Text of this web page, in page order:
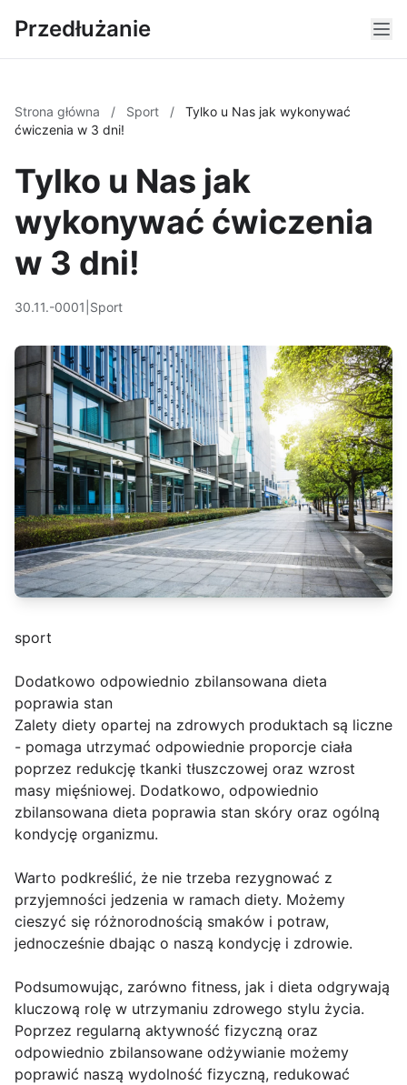
Przedłużanie
Strona główna / Sport /
Tylko u Nas jak wykonywać
ćwiczenia w 3 dni!
Tylko u Nas jak
wykonywać ćwiczenia
w 3 dni!
30.11.-0001 Sport
sport
Dodatkowo odpowiednio zbilansowana dieta
poprawia stan
Zalety diety opartej na zdrowych produktach są liczne
- pomaga utrzymać odpowiednie proporcje ciała
poprzez redukcję tkanki tłuszczowej oraz wzrost
masy mięśniowej. Dodatkowo, odpowiednio
zbilansowana dieta poprawia stan skóry oraz ogólną
kondycję organizmu.
Warto podkreślić, że nie trzeba rezygnować z
przyjemności jedzenia w ramach diety. Możemy
cieszyć się różnorodnością smaków i potraw,
jednocześnie dbając o naszą kondycję i zdrowie.
Podsumowując, zarówno fitness, jak i dieta odgrywają
kluczową rolę w utrzymaniu zdrowego stylu życia.
Poprzez regularną aktywność fizyczną oraz
odpowiednio zbilansowane odżywianie możemy
poprawić naszą wydolność fizyczną, redukować